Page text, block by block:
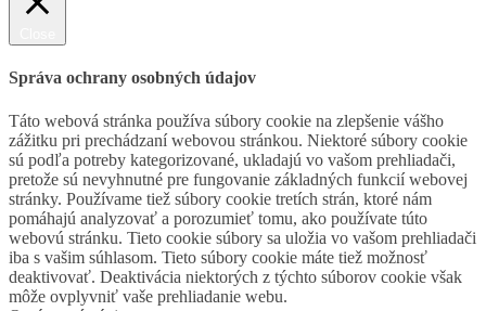
Správa ochrany osobných údajov
Táto webová stránka používa súbory cookie na zlepšenie vášho
zážitku pri prechádzaní webovou stránkou. Niektoré súbory cookie
sú podľa potreby kategorizované, ukladajú vo vašom prehliadači,
pretože sú nevyhnutné pre fungovanie základných funkcií webovej
stránky. Používame tiež súbory cookie tretích strán, ktoré nám
pomáhajú analyzovať a porozumieť tomu, ako používate túto
webovú stránku. Tieto cookie súbory sa uložia vo vašom prehliadači
iba s vašim súhlasom. Tieto súbory cookie máte tiež možnosť
deaktivovať. Deaktivácia niektorých z týchto súborov cookie však
môže ovplyvniť vaše prehliadanie webu.